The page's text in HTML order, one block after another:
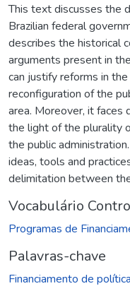
This text discusses the
Brazilian federal
describes the historical
arguments present in
can justify reforms in
reconfiguration of the
area. Moreover, it faces
the light of the plurality
the public
ideas, tools and
delimitation between
Vocabulário
Programas de
Palavras-chave
Financiamento de